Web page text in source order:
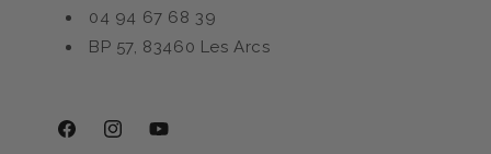
04 94 67 68 39
BP 57, 83460 Les Arcs
FacebookInstagramYouTube